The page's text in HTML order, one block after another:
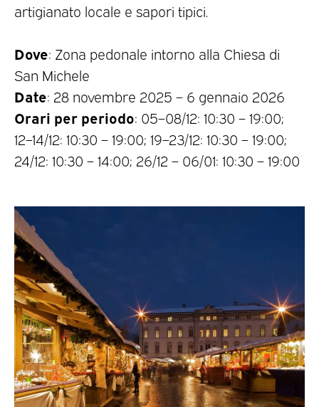
artigianato locale e sapori tipici.
Dove: Zona pedonale intorno alla Chiesa di
San Michele
Date: 28 novembre 2025 – 6 gennaio 2026
Orari per periodo: 05–08/12: 10:30 – 19:00;
12–14/12: 10:30 – 19:00; 19–23/12: 10:30 – 19:00;
24/12: 10:30 – 14:00; 26/12 – 06/01: 10:30 – 19:00